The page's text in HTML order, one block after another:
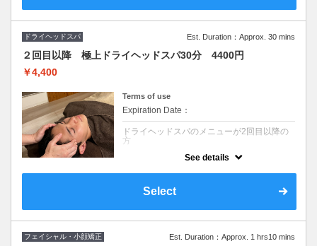
男性にも人気☆
ドライヘッドスパ Est. Duration：Approx. 30 mins
２回目以降 極上ドライヘッドスパ30分 4400円
￥4,400
Terms of use
Expiration Date：
ドライヘッドスパのメニューが2回目以降の
方
眼精疲労/不眠/首肩こりでお悩みの方にオス
スメのヘッドスパ。お時間が無い方のクイッ
クのコースです。とにかく少しでも頭皮や目
メです。
See details
Select
フェイシャル・小顔矯正 Est. Duration：Approx. 1 hrs10 mins